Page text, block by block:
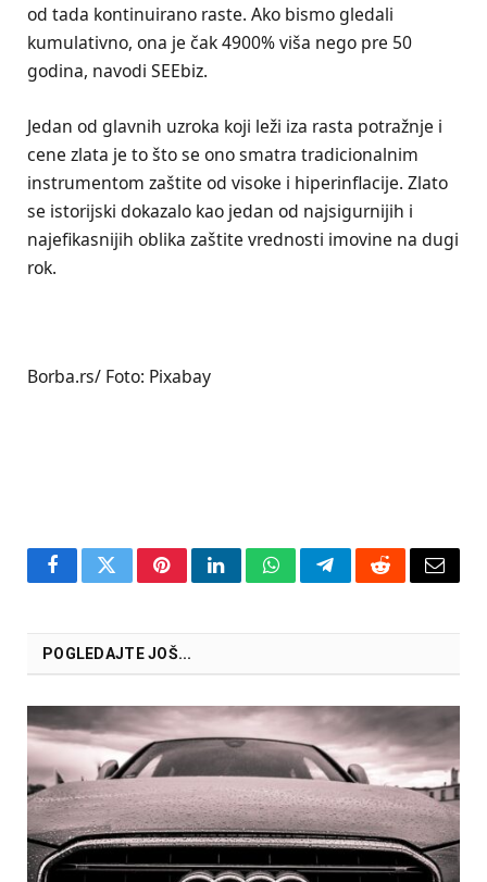
od tada kontinuirano raste. Ako bismo gledali
kumulativno, ona je čak 4900% viša nego pre 50
godina, navodi SEEbiz.
Jedan od glavnih uzroka koji leži iza rasta potražnje i
cene zlata je to što se ono smatra tradicionalnim
instrumentom zaštite od visoke i hiperinflacije. Zlato
se istorijski dokazalo kao jedan od najsigurnijih i
najefikasnijih oblika zaštite vrednosti imovine na dugi
rok.
Borba.rs/ Foto: Pixabay
FacebookTwitterPinterestLinkedInWhatsAppTelegramRedditEmail
POGLEDAJTE JOŠ...